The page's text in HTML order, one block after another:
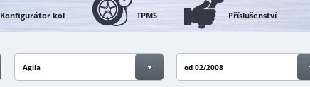
Konfigurátor kol TPMS Příslušenství
Agila od 02/2008